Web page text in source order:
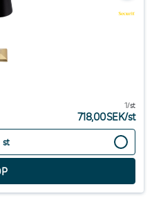
1/st
718,00SEK/st
st